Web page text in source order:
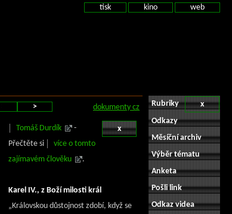
tisk kino web
dokumenty cz
>
x
Tomáš Durdík
-
Přečtěte si
více o tomto
zajímavém člověku
.
Karel IV., z Boží milosti král
„Královskou důstojnost zdobí, když se
x
Rubriky
Odkazy
Měsíční archiv
Výběr tématu
Anketa
Pošli link
Odkaz videa